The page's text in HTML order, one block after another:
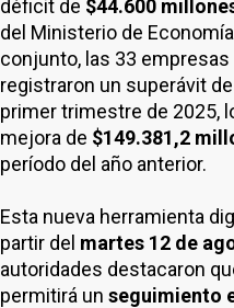
déficit de $44.600
del Ministerio de
conjunto, las 33
registraron un superávit de
primer trimestre de 2025,
mejora de $149.381,2
período del año anterior.
Esta nueva herramienta
partir del martes 12 de
autoridades destacaron
permitirá un seguimiento